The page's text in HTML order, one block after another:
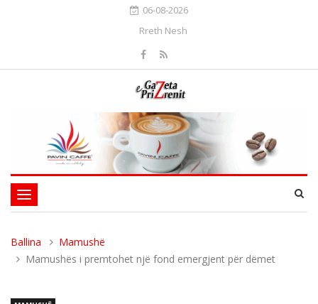
06-08-2026
Rreth Nesh
Toggle
navigation
Ballina
Mamushë
Mamushës i premtohet një fond emergjent për dëmet